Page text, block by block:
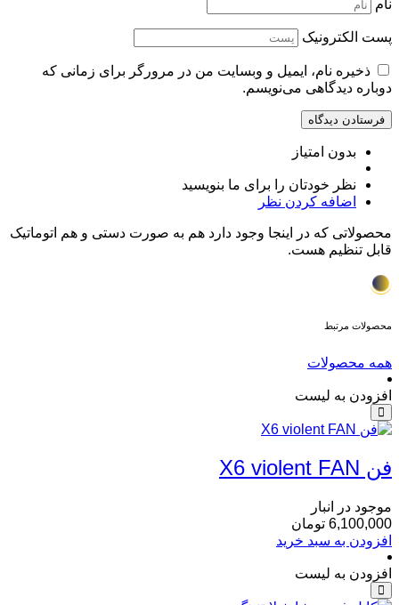
نام
پست الکترونیک
ذخیره نام، ایمیل و وبسایت من در مرورگر برای زمانی که
دوباره دیدگاهی می‌نویسم.
بدون امتیاز
نظر خودتان را برای ما بنویسید
اضافه کردن نظر
محصولاتی که در اینجا وجود دارد هم به صورت دستی و هم اتوماتیک
قابل تنظیم هست.
محصولات مرتبط
همه محصولات
افزودن به لیست
فن X6 violent FAN
موجود در انبار
6,100,000 تومان
افزودن به سبد خرید
افزودن به لیست